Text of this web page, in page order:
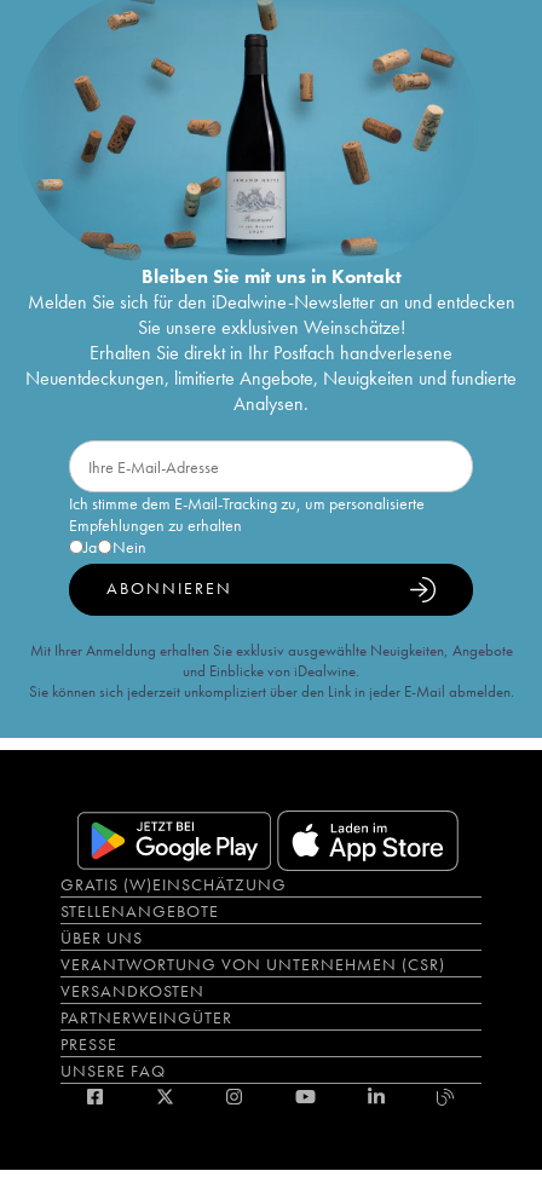
Bleiben Sie mit uns in Kontakt
Melden Sie sich für den iDealwine-Newsletter an und entdecken
Sie unsere exklusiven Weinschätze!
Erhalten Sie direkt in Ihr Postfach handverlesene
Neuentdeckungen, limitierte Angebote, Neuigkeiten und fundierte
Analysen.
Ich stimme dem E-Mail-Tracking zu, um personalisierte
Empfehlungen zu erhalten
Ja
Nein
ABONNIEREN
Mit Ihrer Anmeldung erhalten Sie exklusiv ausgewählte Neuigkeiten, Angebote
und Einblicke von iDealwine.
Sie können sich jederzeit unkompliziert über den Link in jeder E-Mail abmelden.
GRATIS (W)EINSCHÄTZUNG
STELLENANGEBOTE
ÜBER UNS
VERANTWORTUNG VON UNTERNEHMEN (CSR)
VERSANDKOSTEN
PARTNERWEINGÜTER
PRESSE
UNSERE FAQ